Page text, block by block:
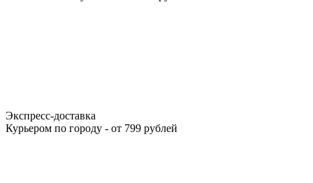
Экспресс-доставка
Курьером по городу - от 799 рублей